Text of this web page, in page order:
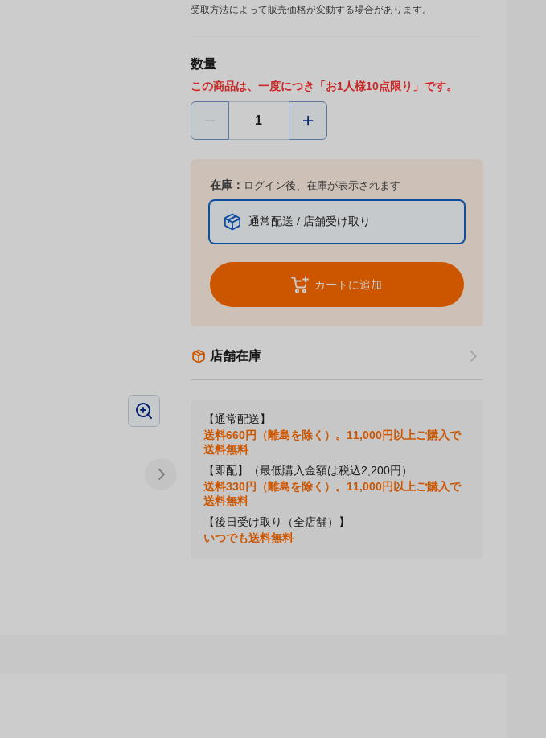
受取方法によって販売価格が変動する場合があります。
数量
この商品は、一度につき「お1人様10点限り」です。
在庫： ログイン後、在庫が表示されます
通常配送 / 店舗受け取り
カートに追加
店舗在庫
【通常配送】
送料660円（離島を除く）。11,000円以上ご購入で
【即配】（最低購入金額は税込2,200円）
送料330円（離島を除く）。11,000円以上ご購入で
送料無料
【後日受け取り（全店舗）】